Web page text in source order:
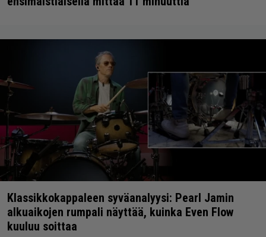
Klassikkokappaleen syväanalyysi: Pearl Jamin
alkuaikojen rumpali näyttää, kuinka Even Flow
kuuluu soittaa